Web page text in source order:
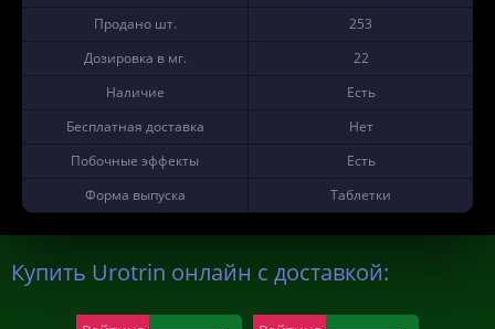
Продано шт.
253
Дозировка в мг.
22
Наличие
Есть
Бесплатная доставка
Нет
Побочные эффекты
Есть
Форма выпуска
Таблетки
Купить Urotrin онлайн с доставкой: